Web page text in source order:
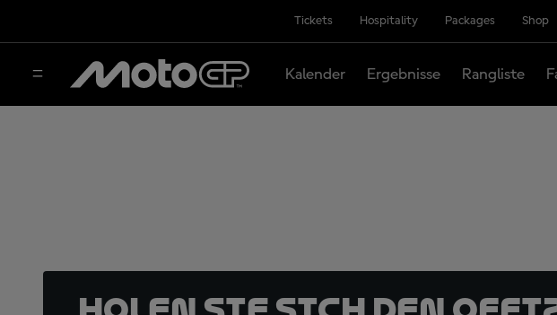
Tickets Hospitality Packages Shop
Kalender Ergebnisse Rangliste